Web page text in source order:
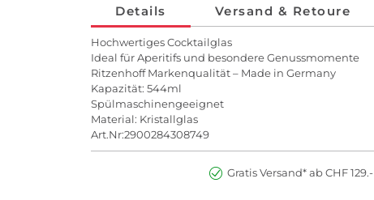
Details Versand & Retoure
Hochwertiges Cocktailglas
Ideal für Aperitifs und besondere Genussmomente
Ritzenhoff Markenqualität – Made in Germany
Kapazität: 544ml
Spülmaschinengeeignet
Material: Kristallglas
Art.Nr:2900284308749
Gratis Versand* ab CHF 129.-